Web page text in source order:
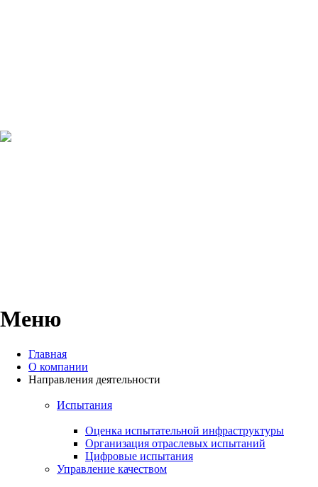
Меню
Главная
О компании
Направления деятельности
Испытания
Оценка испытательной инфраструктуры
Организация отраслевых испытаний
Цифровые испытания
Управление качеством
Будьте в курсе событий
и новостей Единого
оператора испытаний